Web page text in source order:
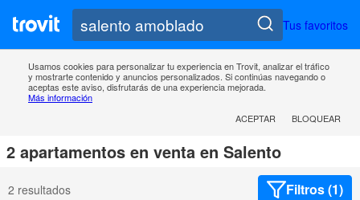
Tus favoritos
Usamos cookies para personalizar tu experiencia en Trovit, analizar el tráfico
y mostrarte contenido y anuncios personalizados. Si continúas navegando o
aceptas este aviso, disfrutarás de una experiencia mejorada.
Más información
ACEPTAR
BLOQUEAR
2 apartamentos en venta en Salento
2 resultados Filtros (1)